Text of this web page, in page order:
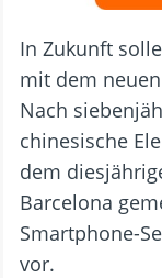
In Zukunft
mit dem
Nach
chinesische
dem
Barcelona
Smartphone-
vor.